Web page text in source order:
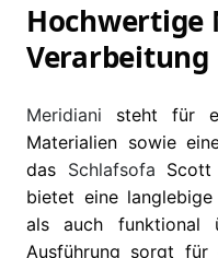
Hochwertige
Verarbeitung
Meridiani steht für
Materialien sowie
das Schlafsofa Scott
bietet eine
als auch funktional
Ausführung sorgt für